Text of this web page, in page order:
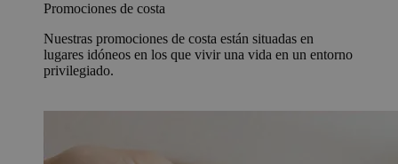
Promociones de costa
Nuestras promociones de costa están situadas en
lugares idóneos en los que vivir una vida en un entorno
privilegiado.